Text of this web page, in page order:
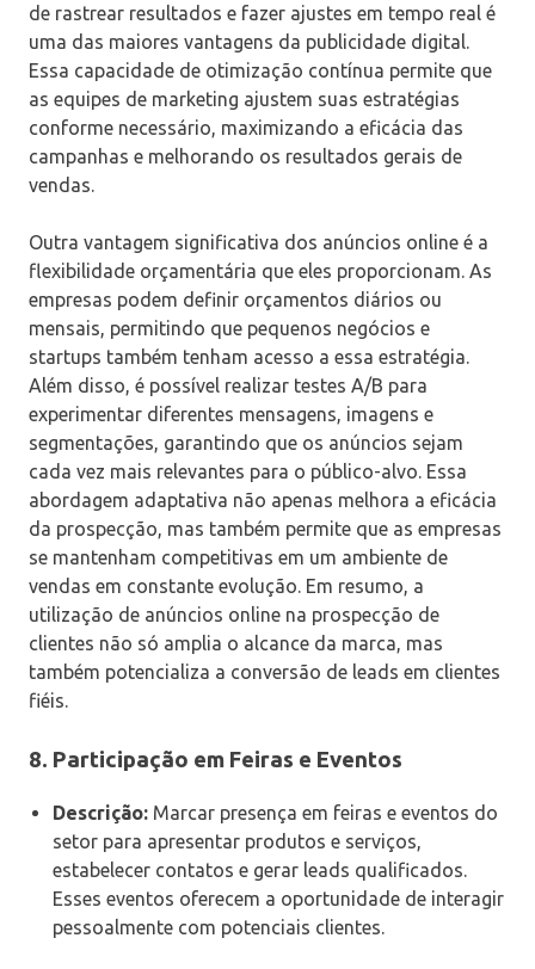
de rastrear resultados e fazer ajustes em tempo real é
uma das maiores vantagens da publicidade digital.
Essa capacidade de otimização contínua permite que
as equipes de marketing ajustem suas estratégias
conforme necessário, maximizando a eficácia das
campanhas e melhorando os resultados gerais de
vendas.
Outra vantagem significativa dos anúncios online é a
flexibilidade orçamentária que eles proporcionam. As
empresas podem definir orçamentos diários ou
mensais, permitindo que pequenos negócios e
startups também tenham acesso a essa estratégia.
Além disso, é possível realizar testes A/B para
experimentar diferentes mensagens, imagens e
segmentações, garantindo que os anúncios sejam
cada vez mais relevantes para o público-alvo. Essa
abordagem adaptativa não apenas melhora a eficácia
da prospecção, mas também permite que as empresas
se mantenham competitivas em um ambiente de
vendas em constante evolução. Em resumo, a
utilização de anúncios online na prospecção de
clientes não só amplia o alcance da marca, mas
também potencializa a conversão de leads em clientes
fiéis.
8. Participação em Feiras e Eventos
Descrição: Marcar presença em feiras e eventos do
setor para apresentar produtos e serviços,
estabelecer contatos e gerar leads qualificados.
Esses eventos oferecem a oportunidade de interagir
pessoalmente com potenciais clientes.